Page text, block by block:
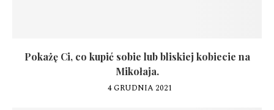
Pokażę Ci, co kupić sobie lub bliskiej kobiecie na
Mikołaja.
4 GRUDNIA 2021